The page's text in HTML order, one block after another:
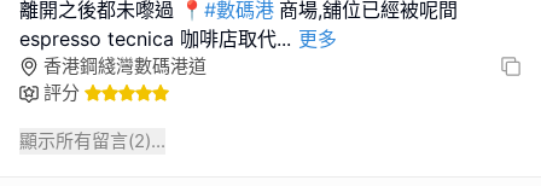
離開之後都未嚟過 📍 #數碼港 商場,舖位已經被呢間
espresso tecnica 咖啡店取代... 更多
香港鋼綫灣數碼港道
評分
顯示所有留言(2)...